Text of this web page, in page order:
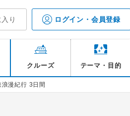
り ログイン・会員登録
クルーズ テーマ・目的
漫紀行 3日間